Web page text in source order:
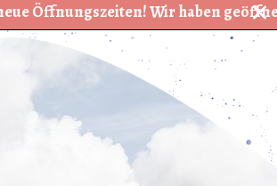
Wir haben geöffnet: